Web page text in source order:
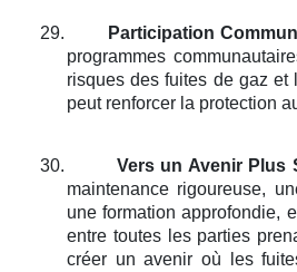
29. Participation
programmes
risques des fuites de gaz et
peut renforcer la protection
30. Vers un Avenir Plus
maintenance rigoureuse,
une formation approfondie,
entre toutes les parties
créer un avenir où les